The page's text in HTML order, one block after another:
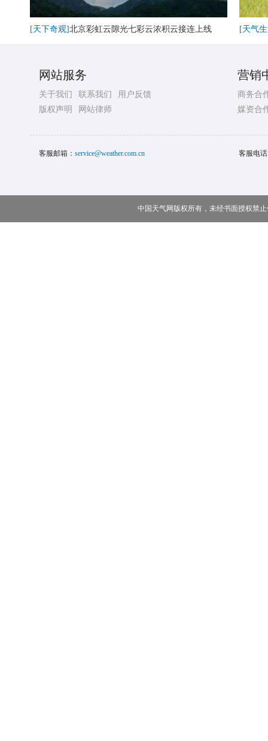
[天下奇观]北京彩虹云隙光七彩云浓积云接连上线 [天气
网站服务
关于我们 联系我们
用户反馈
版权声明
网站律师
营销
商务合
媒资合
客服邮箱： service@weather.com.cn 客服电
中国天气网版权所有，未经书面授权